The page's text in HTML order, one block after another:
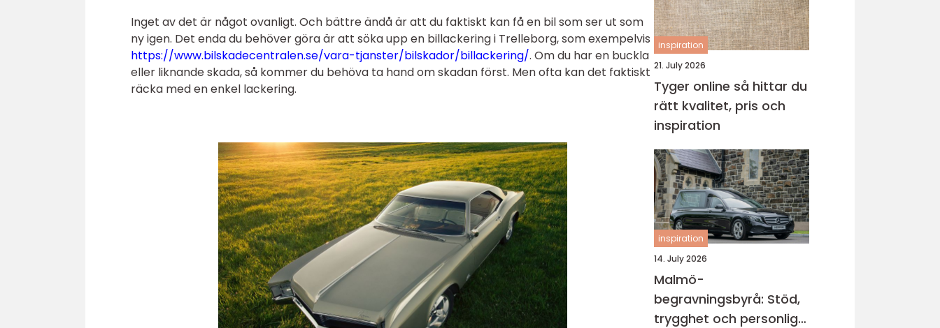
Inget av det är något ovanligt. Och bättre ändå är att du faktiskt kan få en bil som ser ut som
ny igen. Det enda du behöver göra är att söka upp en billackering i Trelleborg, som exempelvis
https://www.bilskadecentralen.se/vara-tjanster/bilskador/billackering/. Om du har en buckla
eller liknande skada, så kommer du behöva ta hand om skadan först. Men ofta kan det faktiskt
räcka med en enkel lackering.
inspiration
21. July 2026
Tyger online så hittar du
rätt kvalitet, pris och
inspiration
inspiration
14. July 2026
Malmö-
begravningsbyrå: Stöd,
trygghet och personliga